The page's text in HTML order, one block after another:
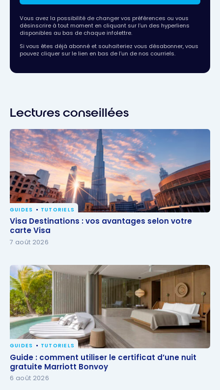
Vous avez la possibilité de changer vos préférences ou vous
désinscrire à tout moment en cliquant sur l’un des hyperliens
disponibles au bas de chaque infolettre.
Si vous êtes déjà abonné et souhaiteriez vous désabonner, vous
pouvez cliquer sur le lien en bas de l’un de nos courriels.
Lectures conseillées
Visa Destinations : vos avantages selon votre carte
Visa
GUIDES TUTORIELS
Visa Destinations : vos avantages selon votre
carte Visa
7 août 2026
Guide : comment utiliser le certificat d’une nuit
gratuite Marriott Bonvoy
GUIDES TUTORIELS
Guide : comment utiliser le certificat d’une nuit
gratuite Marriott Bonvoy
6 août 2026